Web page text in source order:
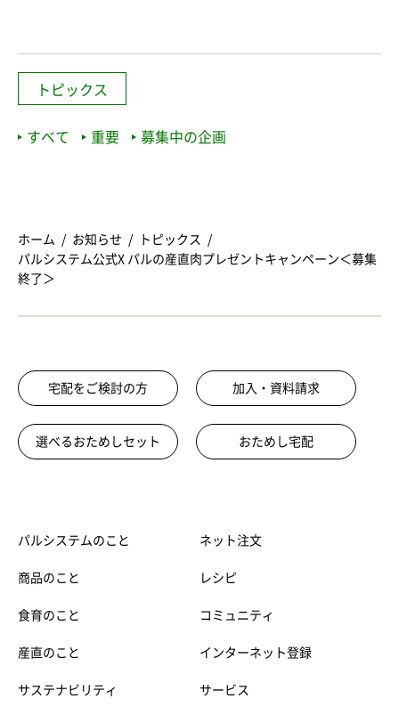
トピックス
すべて 重要 募集中の企画
ホーム お知らせ
トピックス
パルシステム公式X パルの産直肉プレゼントキャンペーン＜募集
終了＞
宅配をご検討の方 加入・資料請求
選べるおためしセット おためし宅配
パルシステムのこと
商品のこと
食育のこと
産直のこと
サステナビリティ
ネット注文
レシピ
コミュニティ
インターネット登録
サービス